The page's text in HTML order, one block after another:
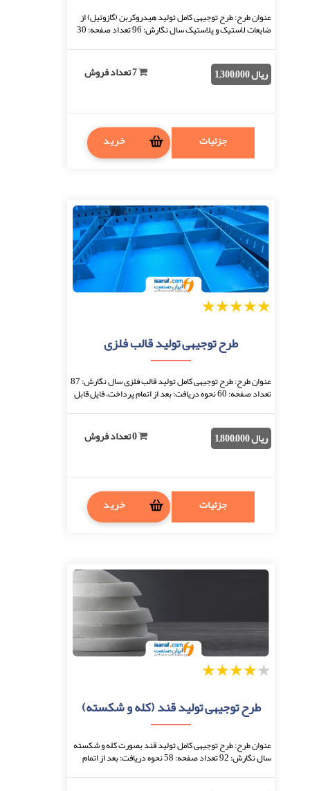
عنوان طرح: طرح توجیهی کامل تولید هیدروکربن (گازوئیل) از
ضایعات لاستیک و پلاستیک سال نگارش: 96 تعداد صفحه: 30
ریال 1,300,000
جزئیات خرید
5
4
3
2
طرح توجیهی تولید قالب فلزی
عنوان طرح: طرح توجیهی کامل تولید قالب فلزی سال نگارش: 87
تعداد صفحه: 60 نحوه دریافت: بعد از اتمام پرداخت، فایل قابل
ریال 1,800,000
جزئیات خرید
5
4
3
2
طرح توجیهی تولید قند (کله و شکسته)
عنوان طرح: طرح توجیهی کامل تولید قند بصورت کله و شکسته
سال نگارش: 92 تعداد صفحه: 58 نحوه دریافت: بعد از اتمام